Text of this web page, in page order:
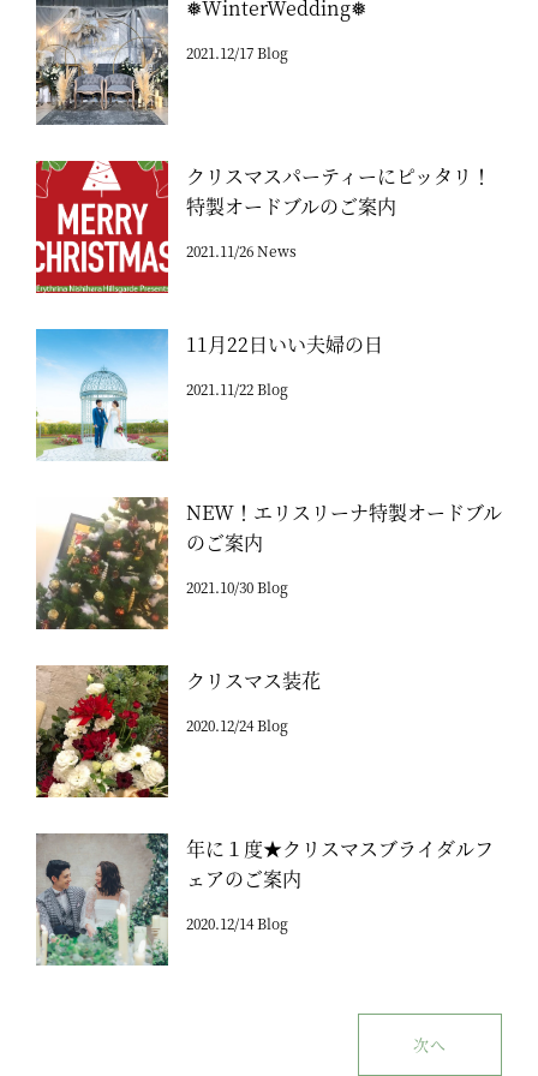
❅WinterWedding❅
2021.12/17 Blog
クリスマスパーティーにピッタリ！
特製オードブルのご案内
2021.11/26 News
11月22日いい夫婦の日
2021.11/22 Blog
NEW！エリスリーナ特製オードブル
のご案内
2021.10/30 Blog
クリスマス装花
2020.12/24 Blog
年に１度★クリスマスブライダルフ
ェアのご案内
2020.12/14 Blog
次へ